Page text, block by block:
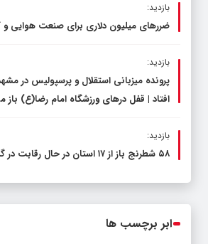
بازدید:
ضررهای میلیون دلاری برای صنعت هوایی و
بازدید:
پرونده میزبانی استقلال و پرسپولیس در
افتاد | قفل در‌های ورزشگاه امام رضا(ع)
بازدید:
۵۸ شطرنج‌ باز از ۱۷ استان در حال رقابت در گلمکان
ابر برچسب ها